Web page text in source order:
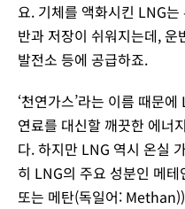
요. 기체를 액화시킨 LNG
반과 저장이 쉬워지는데,
발전소 등에 공급하죠.
‘천연가스’라는 이름 때문
연료를 대신할 깨끗한 에너
다. 하지만 LNG 역시 온실
히 LNG의 주요 성분인 메
또는 메탄(독일어: